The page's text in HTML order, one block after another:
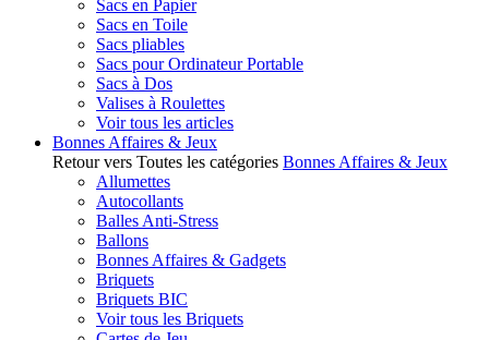
Sacs en Papier
Sacs en Toile
Sacs pliables
Sacs pour Ordinateur Portable
Sacs à Dos
Valises à Roulettes
Voir tous les articles
Bonnes Affaires & Jeux
Retour vers Toutes les catégories Bonnes Affaires & Jeux
Allumettes
Autocollants
Balles Anti-Stress
Ballons
Bonnes Affaires & Gadgets
Briquets
Briquets BIC
Voir tous les Briquets